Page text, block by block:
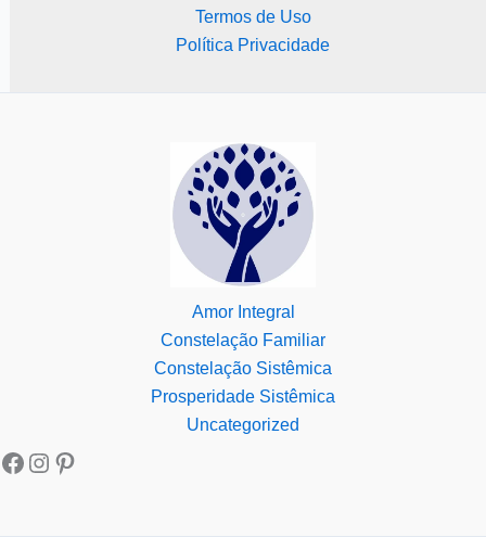
Termos de Uso
Política Privacidade
Amor Integral
Constelação Familiar
Constelação Sistêmica
Prosperidade Sistêmica
Uncategorized